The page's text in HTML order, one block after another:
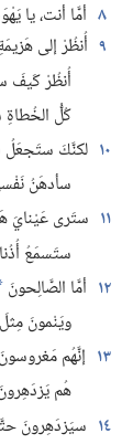
٨ أمَّا أنت،‏ يا
٩ أُنظُرْ إلى
أُنظُرْ كَيفَ
كُلُّ
١٠ لكنَّكَ ستَجعَلُ
سأدهَنُ
١١ ستَرى عَيْنايَ
ستَسمَعُ
١٢ أمَّا الصَّالِحونَ
ويَنْمونَ
١٣ إنَّهُم
هُم
١٤ سيَزدَهِرونَ